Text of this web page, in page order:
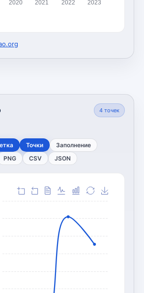
2020 2021 2022 2023
4точек
Точки Заполнение
PNG CSV JSON